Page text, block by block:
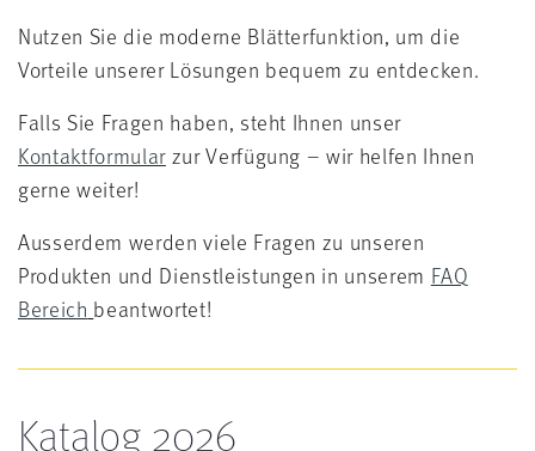
Nutzen Sie die moderne Blätterfunktion, um die
Vorteile unserer Lösungen bequem zu entdecken.
Falls Sie Fragen haben, steht Ihnen unser
Kontaktformularzur Verfügung – wir helfen Ihnen
gerne weiter!
Ausserdem werden viele Fragen zu unseren
Produkten und Dienstleistungen in unserem FAQ
Bereich beantwortet!
Katalog 2026